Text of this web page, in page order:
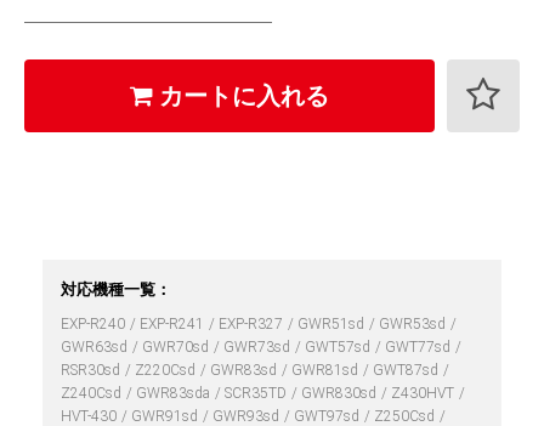
対応機種一覧：
EXP-R240 EXP-R241 EXP-R327 GWR51sd
GWR53sd
GWR63sd
GWR70sd GWR73sd GWT57sd
GWT77sd
RSR30sd
Z220Csd GWR83sd GWR81sd
GWT87sd
Z240Csd
GWR83sda SCR35TD GWR830sd
Z430HVT
HVT-430
GWR91sd GWR93sd GWT97sd
Z250Csd
カートに入れる